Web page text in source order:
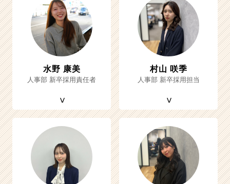
水野 康美
人事部 新卒採用責任者
村山 咲季
人事部 新卒採用担当